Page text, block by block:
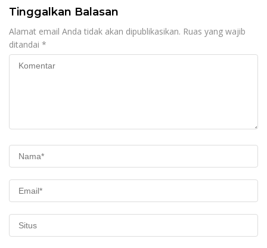
Tinggalkan Balasan
Alamat email Anda tidak akan dipublikasikan. Ruas yang wajib
ditandai *